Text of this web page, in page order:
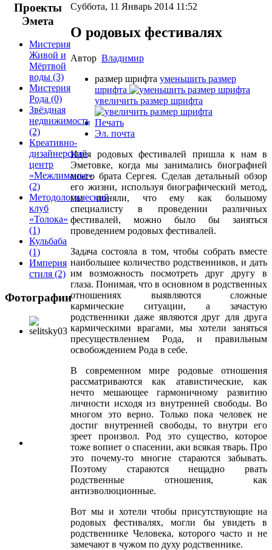
Суббота, 11 Январь 2014 11:52
О родовых фестивалях
Автор Владимир
размер шрифта уменьшить размер
шрифта
увеличить размер шрифта
Печать
Эл. почта
Идея родовых фестивалей пришла к нам в
Эметовке, когда мы занимались биографией
моего брата Сергея. Сделав детальный обзор
его жизни, используя биографический метод,
мы поняли, что ему как большому
специалисту в проведении различных
фестивалей, можно было бы заняться
проведением родовых фестивалей.
Задача состояла в том, чтобы собрать вместе
наибольшее количество родственников, и дать
им возможность посмотреть друг другу в
глаза. Понимая, что в основном в родственных
отношениях выявляются сложные
кармические ситуации, а зачастую
родственники даже являются друг для друга
кармическими врагами, мы хотели заняться
пресуществлением Рода, и правильным
освобождением Рода в себе.
В современном мире родовые отношения
рассматриваются как атавистические, как
нечто мешающее гармоничному развитию
личности исходя из внутренней свободы. Во
многом это верно. Только пока человек не
достиг внутренней свободы, то внутри его
зреет произвол. Род это существо, которое
тоже вопиет о спасении, аки всякая тварь. Про
это почему-то многие стараются забывать.
Поэтому стараются нещадно рвать
родственные отношения, как
антиэволюционные.
Вот мы и хотели чтобы присутствующие на
родовых фестивалях, могли бы увидеть в
родственнике Человека, которого часто и не
замечают в чужом по духу родственнике.
Проекты
Эмета
Мистерия
Живой и
Мёртвой
воды (3)
Мистерия
Рода (0)
Звёздная
недвижимость
(2)
Креативно-
дизайнерский
центр
«Межлиманье»
(2)
Методологический
клуб
«Толока»
(1)
Кульбаба
(1)
Империя
стиля (2)
Фотографии